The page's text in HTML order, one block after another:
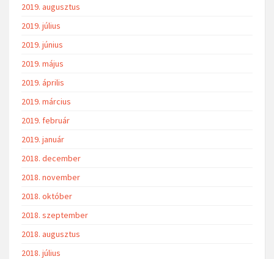
2019. augusztus
2019. július
2019. június
2019. május
2019. április
2019. március
2019. február
2019. január
2018. december
2018. november
2018. október
2018. szeptember
2018. augusztus
2018. július